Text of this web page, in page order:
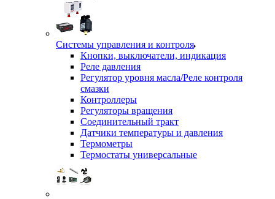
Системы управления и контроля
Кнопки, выключатели, индикация
Реле давления
Регулятор уровня масла/Реле контроля
смазки
Контроллеры
Регуляторы вращения
Соединительный тракт
Датчики температуры и давления
Термометры
Термостаты универсальные